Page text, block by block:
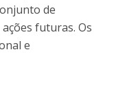
de
futuras. Os
e